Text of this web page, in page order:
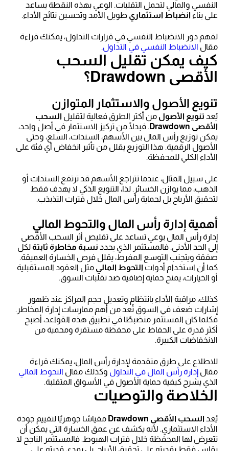
النفسي والمالي لتحمل التقلبات. الوعي بهذه النقطة يساعد
على بناء انضباط استثماري طويل الأمد وتحسين نتائج الأداء.
لفهم دور الانضباط النفسي في قرارات التداول، يمكنك قراءة
مقال الانضباط النفسي في التداول.
كيف يمكن تقليل السحب
الأقصى Drawdown؟
تنويع الأصول والاستثمار المتوازن
يُعد تنويع الأصول من أكثر الطرق فعالية لتقليل السحب
الأقصى Drawdown
. فبدلًا من تركيز الاستثمار في أصل واحد،
يمكن توزيع رأس المال بين الأسهم، السندات، السلع، وحتى
الأصول الرقمية. هذا التوزيع يقلل من تأثير انخفاض أي فئة على
الأداء الكلي للمحفظة.
على سبيل المثال، عندما تتراجع الأسهم قد ترتفع السندات أو
الذهب، مما يوازن الخسائر. لذا، التنويع الذكي لا يهدف فقط
لتحقيق الأرباح بل لحماية رأس المال خلال فترات التذبذب.
أهمية إدارة رأس المال والتحوط المالي
إدارة رأس المال بوعي تساعد على تقليص أثر السحب الأقصى
إلى الحد الأدنى. فالمستثمر الذي يحدد نسبة مخاطرة ثابتةلكل
صفقة ويتجنب التوسع المفرط، يقلل فرص الخسارة العميقة.
كما أن استخدام أدوات التحوط المالي مثل العقود المستقبلية
أو الخيارات، يمنح حماية إضافية ضد تقلبات السوق.
كذلك، مراقبة الأداء بانتظام وتعديل حجم المراكز عند ظهور
إشارات ضعف في السوق تُعد من أهم ممارسات إدارة المخاطر.
فكلما كان المستثمر منضبطًا في تطبيق هذه القواعد، أصبح
أكثر قدرة على الحفاظ على محفظة مستقرة ومحمية من
الانخفاضات الكبيرة.
للاطلاع على طرق متقدمة لإدارة رأس المال، يمكنك قراءة
مقال إدارة رأس المال في التداول وكذلك مقال التحوط المالي
الذي يشرح كيفية حماية الأصول في الأسواق المتقلبة.
الخلاصة والتوصيات
يُعد السحب الأقصى Drawdown
مقياسًا جوهريًا لتقييم جودة
الأداء الاستثماري. لأنه يكشف عن عمق الخسارة التي يمكن أن
تتعرض لها المحفظة خلال فترات الهبوط. فالمستثمر الناجح لا